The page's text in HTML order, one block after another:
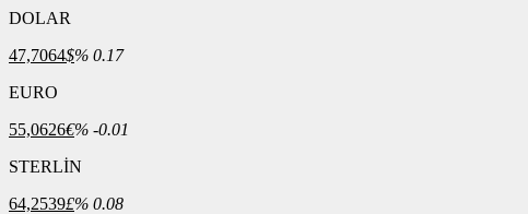
DOLAR
47,7064$% 0.17
EURO
55,0626€% -0.01
STERLİN
64,2539£% 0.08